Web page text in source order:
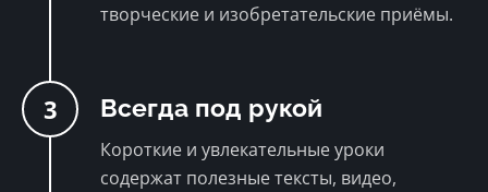
творческие и изобретательские приёмы.
3 Всегда под рукой
Короткие и увлекательные уроки
содержат полезные тексты, видео,